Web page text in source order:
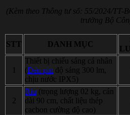
(Kèm theo Thông tư số: 55/2024/TT-
trưởng Bộ
STT DANH MỤC
1
Thiết bị chiếu sáng cá nhân
(Đèn pin độ sáng 300 lm,
chịu nước IPX5)
2
Rìu (trọng lượng 02 kg, cán
dài 90 cm, chất liệu thép
cacbon cường độ cao)